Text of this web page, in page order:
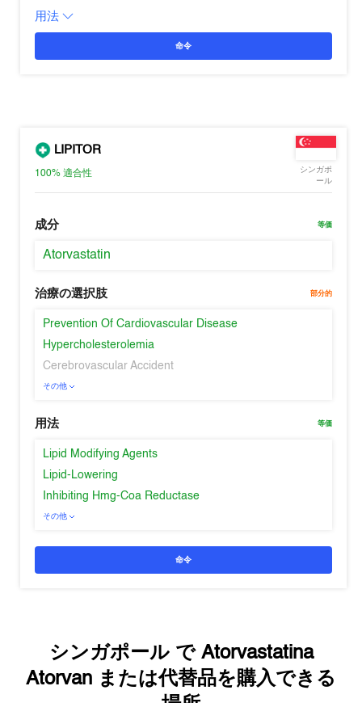
用法
命令
LIPITOR
100%適合性
シンガポ
ール
成分 等価
Atorvastatin
治療の選択肢 部分的
Prevention Of Cardiovascular Disease
Hypercholesterolemia
Cerebrovascular Accident
その他
用法 等価
Lipid Modifying Agents
Lipid-Lowering
Inhibiting Hmg-Coa Reductase
その他
命令
シンガポールで Atorvastatina
Atorvan または代替品を購入できる